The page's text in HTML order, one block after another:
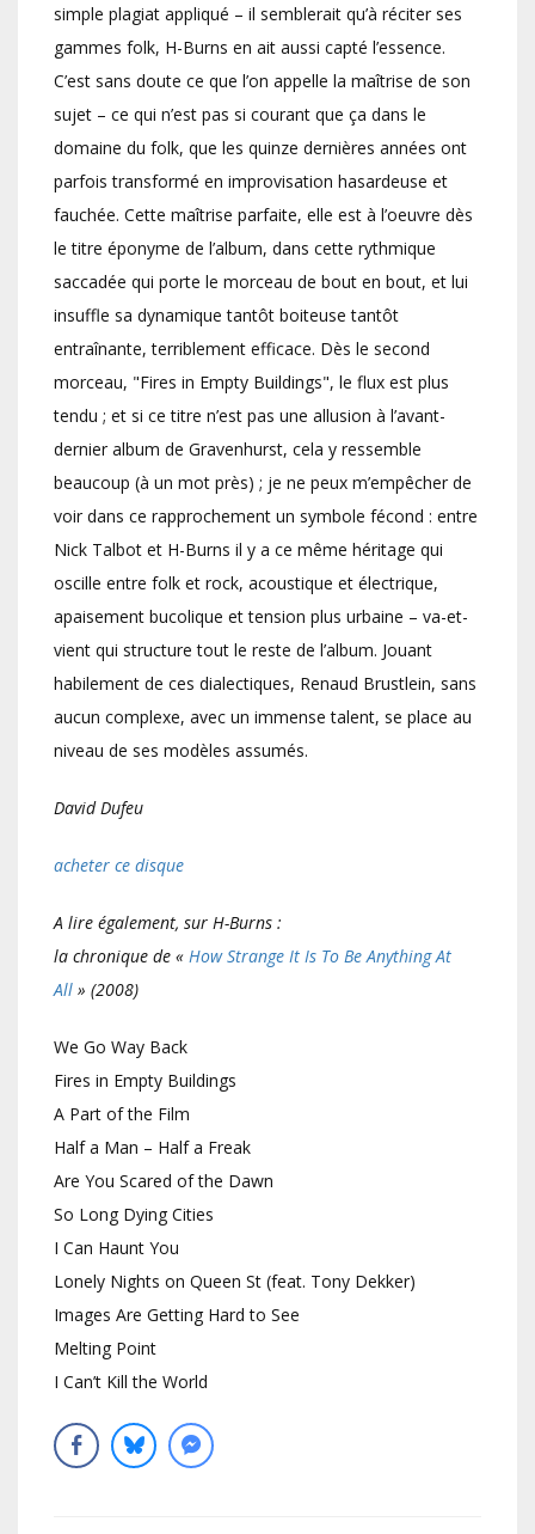
simple plagiat appliqué – il semblerait qu’à réciter ses
gammes folk, H-Burns en ait aussi capté l’essence.
C’est sans doute ce que l’on appelle la maîtrise de son
sujet – ce qui n’est pas si courant que ça dans le
domaine du folk, que les quinze dernières années ont
parfois transformé en improvisation hasardeuse et
fauchée. Cette maîtrise parfaite, elle est à l’oeuvre dès
le titre éponyme de l’album, dans cette rythmique
saccadée qui porte le morceau de bout en bout, et lui
insuffle sa dynamique tantôt boiteuse tantôt
entraînante, terriblement efficace. Dès le second
morceau, "Fires in Empty Buildings", le flux est plus
tendu ; et si ce titre n’est pas une allusion à l’avant-
dernier album de Gravenhurst, cela y ressemble
beaucoup (à un mot près) ; je ne peux m’empêcher de
voir dans ce rapprochement un symbole fécond : entre
Nick Talbot et H-Burns il y a ce même héritage qui
oscille entre folk et rock, acoustique et électrique,
apaisement bucolique et tension plus urbaine – va-et-
vient qui structure tout le reste de l’album. Jouant
habilement de ces dialectiques, Renaud Brustlein, sans
aucun complexe, avec un immense talent, se place au
niveau de ses modèles assumés.
David Dufeu
acheter ce disque
A lire également, sur H-Burns :
la chronique de « How Strange It Is To Be Anything At
All » (2008)
We Go Way Back
Fires in Empty Buildings
A Part of the Film
Half a Man – Half a Freak
Are You Scared of the Dawn
So Long Dying Cities
I Can Haunt You
Lonely Nights on Queen St (feat. Tony Dekker)
Images Are Getting Hard to See
Melting Point
I Can’t Kill the World